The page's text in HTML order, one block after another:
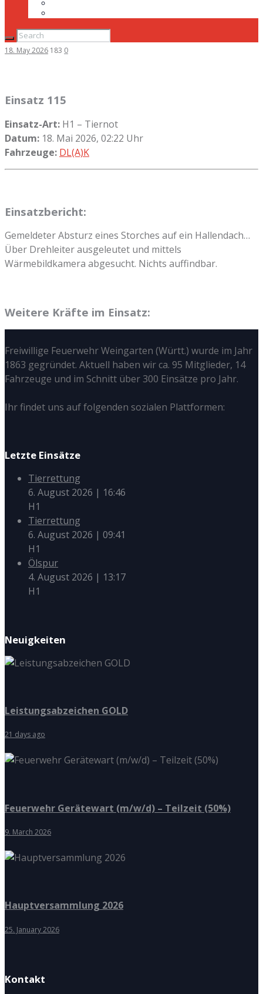
18. May 2026 183 0
Einsatz 115
Einsatz-Art: H1 – Tiernot
Datum: 18. Mai 2026, 02:22 Uhr
Fahrzeuge: DL(A)K
Einsatzbericht:
Gemeldeter Absturz eines Storches auf ein Hallendach…
Über Drehleiter ausgeleutet und mittels
Wärmebildkamera abgesucht. Nichts auffindbar.
Weitere Kräfte im Einsatz:
Freiwillige Feuerwehr Weingarten (Württ.) wurde im Jahr
1863 gegründet. Aktuell haben wir ca. 95 Mitglieder, 14
Fahrzeuge und im Schnitt über 300 Einsätze pro Jahr.
Ihr findet uns auf folgenden sozialen Plattformen:
Letzte Einsätze
Tierrettung
6. August 2026 | 16:46
H1
Tierrettung
6. August 2026 | 09:41
H1
Ölspur
4. August 2026 | 13:17
H1
Neuigkeiten
Leistungsabzeichen GOLD
21 days ago
Feuerwehr Gerätewart (m/w/d) – Teilzeit (50%)
9. March 2026
Hauptversammlung 2026
25. January 2026
Kontakt